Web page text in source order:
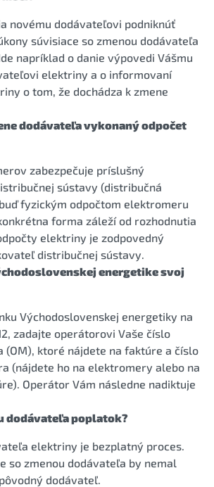
novému dodávateľovi podniknúť
súvisiace so zmenou dodávateľa
napríklad o danie výpovedi Vášmu
elektriny a o informovaní
o tom, že dochádza k zmene
dodávateľa vykonaný odpočet
zabezpečuje príslušný
sústavy (distribučná
fyzickým odpočtom elektromeru
forma záleží od rozhodnutia
elektriny je zodpovedný
distribučnej sústavy.
energetike svoj
Východoslovenskej energetiky na
zadajte operátorovi Vaše číslo
(OM), ktoré nájdete na faktúre a číslo
(nájdete ho na elektromery alebo na
Operátor Vám následne nadiktuje
dodávateľa poplatok?
elektriny je bezplatný proces.
so zmenou dodávateľa by nemal
dodávateľ.